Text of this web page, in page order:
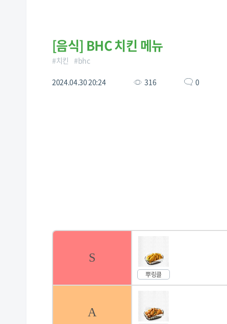
[음식] BHC 치킨 메뉴
#치킨 #bhc
2024.04.30 20:24 316 0
S
뿌링클
A